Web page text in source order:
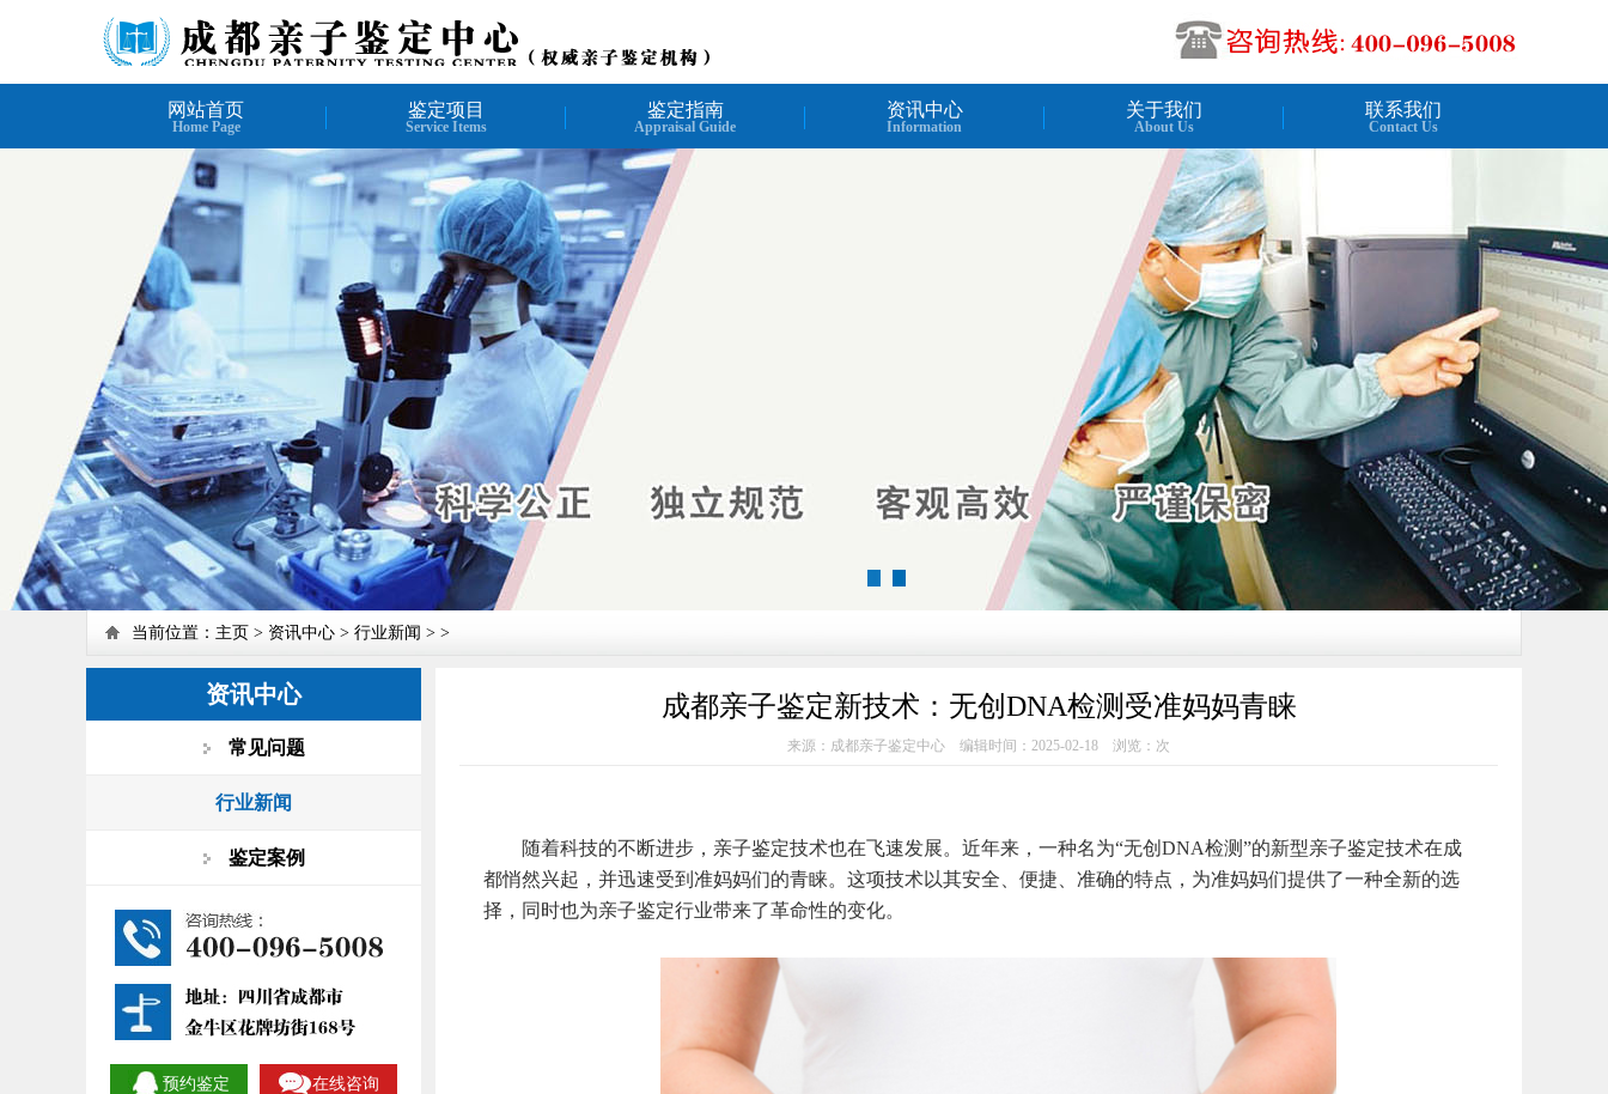
网站首页
Home Page
鉴定项目
Service Items
鉴定指南
Appraisal Guide
资讯中心
Information
关于我们
About Us
联系我们
Contact Us
当前位置： 主页 > 资讯中心 > 行业新闻 > >
资讯中心
常见问题
行业新闻
鉴定案例
预约鉴定 在线咨询
成都亲子鉴定新技术：无创DNA检测受准妈妈青睐
来源：成都亲子鉴定中心 编辑时间：2025-02-18 浏览： 次
随着科技的不断进步，亲子鉴定技术也在飞速发展。近年来，一种名为“无创DNA检测”的新型亲子鉴定技术在成
都悄然兴起，并迅速受到准妈妈们的青睐。这项技术以其安全、便捷、准确的特点，为准妈妈们提供了一种全新的选
择，同时也为亲子鉴定行业带来了革命性的变化。